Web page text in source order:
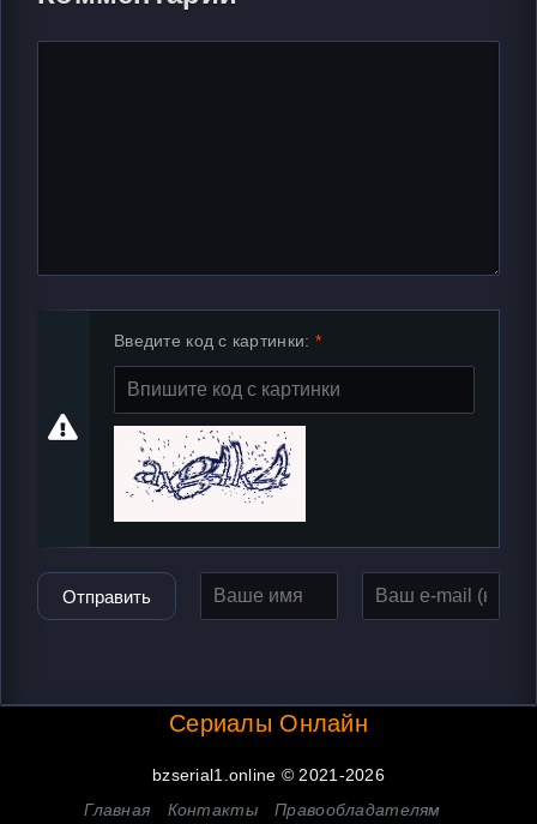
Введите код с картинки:
Отправить
Сериалы Онлайн
bzserial1.online © 2021-2026
Главная
Контакты Правообладателям